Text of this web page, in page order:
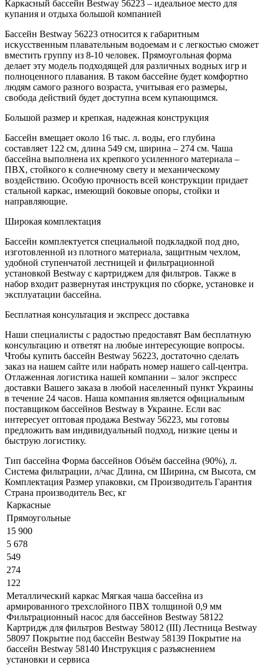
Каркасный бассейн Bestway 56223 – идеальное место для
купания и отдыха большой компанией
Бассейн Bestway 56223 относится к габаритным
искусственным плавательным водоемам и с легкостью сможет
вместить группу из 8-10 человек. Прямоугольная форма
делает эту модель подходящей для различных водных игр и
полноценного плавания. В таком бассейне будет комфортно
людям самого разного возраста, учитывая его размеры,
свобода действий будет доступна всем купающимся.
Большой размер и крепкая, надежная конструкция
Бассейн вмещает около 16 тыс. л. воды, его глубина
составляет 122 см, длина 549 см, ширина – 274 см. Чаша
бассейна выполнена их крепкого усиленного материала –
ПВХ, стойкого к солнечному свету и механическому
воздействию. Особую прочность всей конструкции придает
стальной каркас, имеющий боковые опоры, стойки и
направляющие.
Широкая комплектация
Бассейн комплектуется специальной подкладкой под дно,
изготовленной из плотного материала, защитным чехлом,
удобной ступенчатой лестницей и фильтрационной
установкой Bestway с картриджем для фильтров. Также в
набор входит развернутая инструкция по сборке, установке и
эксплуатации бассейна.
Бесплатная консультация и экспресс доставка
Наши специалисты с радостью предоставят Вам бесплатную
консультацию и ответят на любые интересующие вопросы.
Чтобы купить бассейн Bestway 56223, достаточно сделать
заказ на нашем сайте или набрать номер нашего call-центра.
Отлаженная логистика нашей компании – залог экспресс
доставки Вашего заказа в любой населенный пункт Украины
в течение 24 часов. Наша компания является официальным
поставщиком бассейнов Bestway в Украине. Если вас
интересует оптовая продажа Bestway 56223, мы готовы
предложить вам индивидуальный подход, низкие цены и
быструю логистику.
Тип бассейна Форма бассейнов Объём бассейна (90%), л.
Система фильтрации, л/час Длина, см Ширина, см Высота, см
Комплектация Размер упаковки, см Производитель Гарантия
Страна производитель Вес, кг
Каркасные
Прямоугольные
15 900
5 678
549
274
122
Металлический каркас Мягкая чаша бассейна из
армированного трехслойного ПВХ толщиной 0,9 мм
Фильтрационный насос для бассейнов Bestway 58122
Картридж для фильтров Bestway 58012 (III) Лестница Bestway
58097 Покрытие под бассейн Bestway 58139 Покрытие на
бассейн Bestway 58140 Инструкция с разъяснением
установки и сервиса